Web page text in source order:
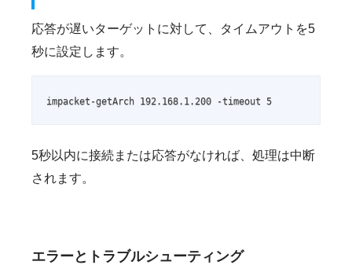
応答が遅いターゲットに対して、タイムアウトを5
秒に設定します。
impacket-getArch 192.168.1.200 -timeout 5
5秒以内に接続または応答がなければ、処理は中断
されます。
エラーとトラブルシューティング